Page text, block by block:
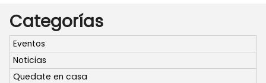
Categorías
Eventos
Noticias
Quedate en casa